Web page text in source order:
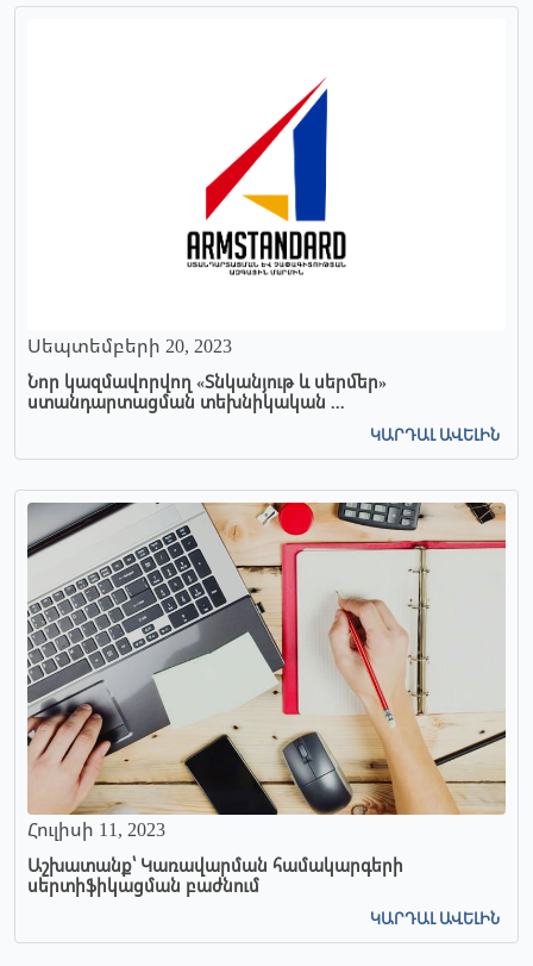
Սեպտեմբերի 20, 2023
Նոր կազմավորվող «Տնկանյութ և սերմեր»
ստանդարտացման տեխնիկական ...
ԿԱՐԴԱԼ ԱՎԵԼԻՆ
Հուլիսի 11, 2023
Աշխատանք՝ Կառավարման համակարգերի
սերտիֆիկացման բաժնում
ԿԱՐԴԱԼ ԱՎԵԼԻՆ